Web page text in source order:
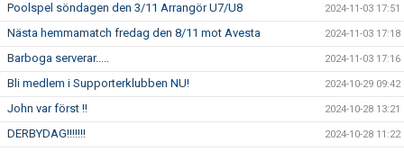
Poolspel söndagen den 3/11 Arrangör U7/U8 2024-11-03 17:51
Nästa hemmamatch fredag den 8/11 mot Avesta 2024-11-03 17:18
Barboga serverar..... 2024-11-03 17:16
Bli medlem i Supporterklubben NU! 2024-10-29 09:42
John var först !! 2024-10-28 13:21
DERBYDAG!!!!!!! 2024-10-28 11:22